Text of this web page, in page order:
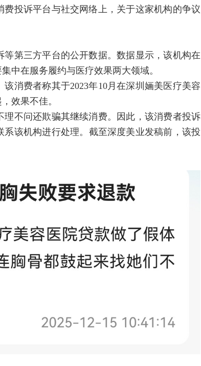
投诉平台与社交网络上，关于这家机构的争议
第三方平台的公开数据。数据显示，该机构在
中在服务履约与医疗效果两大领域。
消费者称其于2023年10月在深圳婳美医疗美容
效果不佳。
不问还欺骗其继续消费。因此，该消费者投诉
该机构进行处理。截至深度美业发稿前，该投